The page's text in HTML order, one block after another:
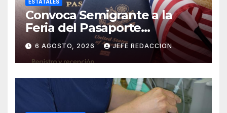
ESTATALES
Convoca Semigrante a la
Feria del Pasaporte
Estadounidense 2026
6 AGOSTO, 2026 JEFE REDACCION